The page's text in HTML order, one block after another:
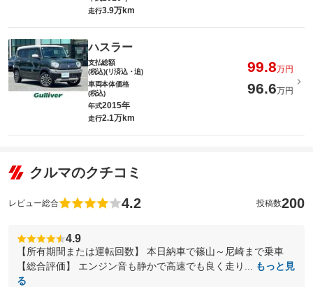
走行3.9万km
ハスラー
支払総額
(税込)(リ済込・追)
99.8万円
車両本体価格
(税込)
96.6万円
年式2015年
走行2.1万km
クルマのクチコミ
レビュー総合 4.2 投稿数200
4.9
【所有期間または運転回数】 本日納車で篠山～尼崎まで乗車
【総合評価】 エンジン音も静かで高速でも良く走り...
もっと見
る